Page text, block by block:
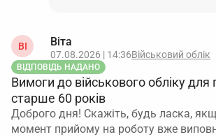
ВІ Віта
07.08.2026 | 14:36Військовий облік
ВІДПОВІДЬ НАДАНО
Вимоги до військового обліку для
старше 60 років
Доброго дня! Скажіть, будь ласка,
момент прийому на роботу вже